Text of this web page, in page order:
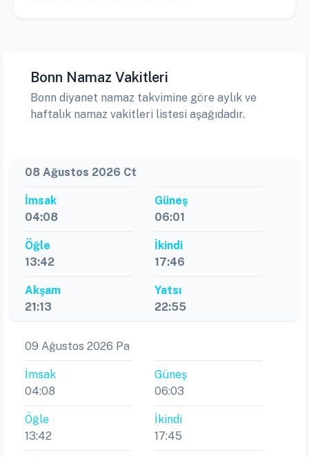
Bonn Namaz Vakitleri
Bonn diyanet namaz takvimine göre aylık ve
haftalık namaz vakitleri listesi aşağıdadır.
08 Ağustos 2026 Ct
İmsak
04:08
Güneş
06:01
Öğle
13:42
İkindi
17:46
Akşam
21:13
Yatsı
22:55
09 Ağustos 2026 Pa
İmsak
04:08
Güneş
06:03
Öğle
13:42
İkindi
17:45